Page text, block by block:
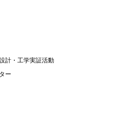
計・工学実証活動
ー